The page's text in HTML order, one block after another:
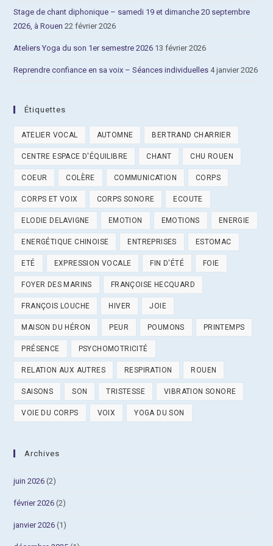
Stage de chant diphonique – samedi 19 et dimanche 20 septembre
2026, à Rouen 22 février 2026
Ateliers Yoga du son 1er semestre 2026 13 février 2026
Reprendre confiance en sa voix – Séances individuelles 4 janvier 2026
Étiquettes
ATELIER VOCAL AUTOMNE BERTRAND CHARRIER
CENTRE ESPACE D'ÉQUILIBRE CHANT CHU ROUEN
COEUR COLÈRE COMMUNICATION CORPS
CORPS ET VOIX CORPS SONORE ECOUTE
ELODIE DELAVIGNE EMOTION EMOTIONS ENERGIE
ENERGÉTIQUE CHINOISE ENTREPRISES ESTOMAC
ETÉ EXPRESSION VOCALE FIN D'ÉTÉ FOIE
FOYER DES MARINS FRANÇOISE HECQUARD
FRANÇOIS LOUCHE HIVER JOIE
MAISON DU HÉRON PEUR POUMONS PRINTEMPS
PRÉSENCE PSYCHOMOTRICITÉ
RELATION AUX AUTRES RESPIRATION ROUEN
SAISONS SON TRISTESSE VIBRATION SONORE
VOIE DU CORPS VOIX YOGA DU SON
Archives
juin 2026 (2)
février 2026 (2)
janvier 2026 (1)